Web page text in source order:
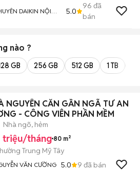
DAIKIN NỘI
5.0
96 đã
bán
nào ?
GB 256 GB 512 GB 1 TB
NGUYÊN CĂN GẦN NGÃ TƯ AN
- CÔNG VIÊN PHẦN MỀM
Nhà ngõ, hẻm
triệu/tháng 80 m²
Trung Mỹ Tây
VĂN CƯỜNG 5.0 9 đã bán